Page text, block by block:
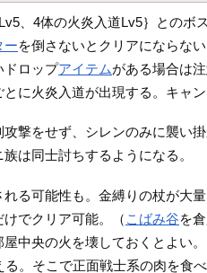
、4体の火炎入道Lv5｝とのボ
ーを倒さないとクリアにならない
ドロップアイテムがある場合は注
に火炎入道が出現する。キャ
攻撃をせず、シレンのみに襲い掛
は同士討ちするようになる。
る可能性も。金縛りの杖が大量
でクリア可能。（ こばみ谷を
中央の火を壊しておくとよい。
る。そこで正面戦士系の肉を食べ